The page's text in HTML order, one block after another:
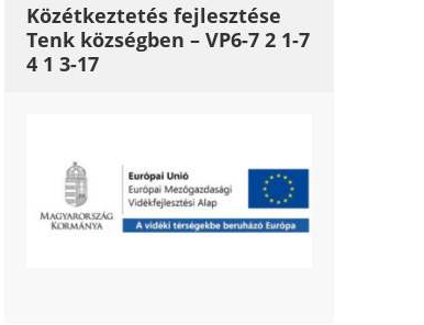
Közétkeztetés fejlesztése
Tenk községben – VP6-7 2 1-7
4 1 3-17